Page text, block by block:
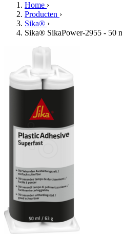
Home ›
Producten ›
Sika® ›
Sika® SikaPower-2955 - 50